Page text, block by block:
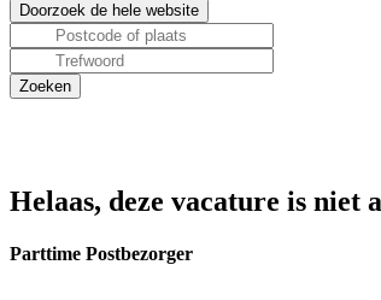
Helaas, deze vacature is niet
Parttime Postbezorger